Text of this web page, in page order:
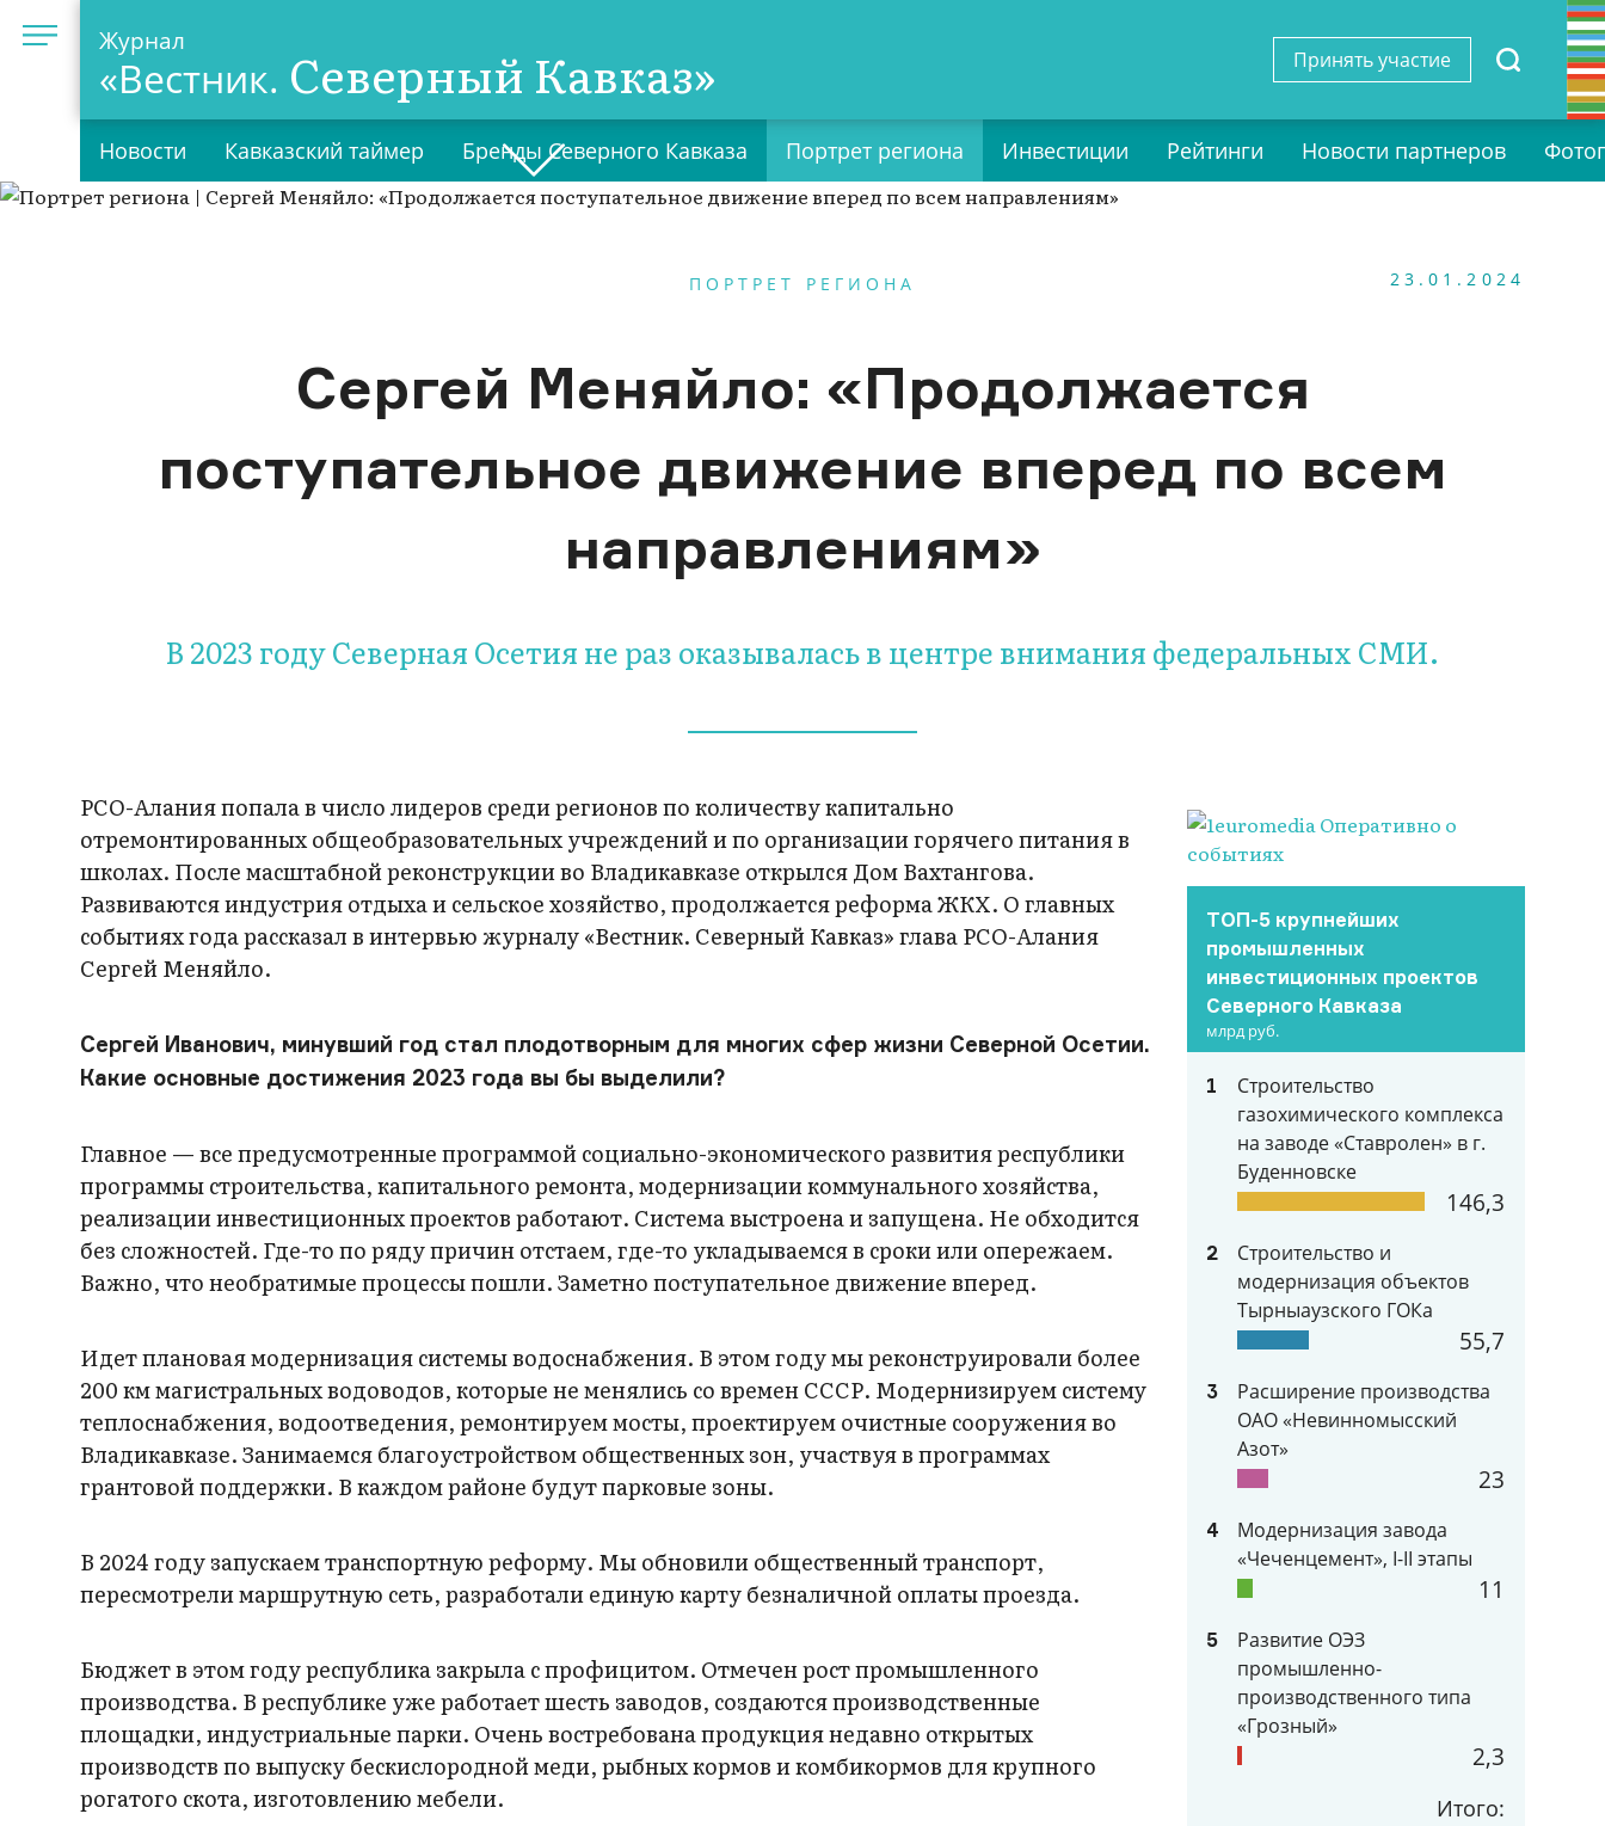
Журнал
«Вестник. Северный Кавказ» Принять участие
Новости Кавказский таймер Бренды Северного Кавказа Портрет региона Инвестиции Рейтинги Новости партнеров
ПОРТРЕТ РЕГИОНА 23.01.2024
Сергей Меняйло: «Продолжается
поступательное движение вперед по всем
направлениям»
В 2023 году Северная Осетия не раз оказывалась в центре внимания федеральных СМИ.
РСО-Алания попала в число лидеров среди регионов по количеству капитально
отремонтированных общеобразовательных учреждений и по организации горячего питания в
школах. После масштабной реконструкции во Владикавказе открылся Дом Вахтангова.
Развиваются индустрия отдыха и сельское хозяйство, продолжается реформа ЖКХ. О главных
событиях года рассказал в интервью журналу «Вестник. Северный Кавказ» глава РСО-Алания
Сергей Меняйло.
Сергей Иванович, минувший год стал плодотворным для многих сфер жизни Северной Осетии.
Какие основные достижения 2023 года вы бы выделили?
Главное — все предусмотренные программой социально-экономического развития республики
программы строительства, капитального ремонта, модернизации коммунального хозяйства,
реализации инвестиционных проектов работают. Система выстроена и запущена. Не обходится
без сложностей. Где-то по ряду причин отстаем, где-то укладываемся в сроки или опережаем.
Важно, что необратимые процессы пошли. Заметно поступательное движение вперед.
Идет плановая модернизация системы водоснабжения. В этом году мы реконструировали более
200 км магистральных водоводов, которые не менялись со времен СССР. Модернизируем систему
теплоснабжения, водоотведения, ремонтируем мосты, проектируем очистные сооружения во
Владикавказе. Занимаемся благоустройством общественных зон, участвуя в программах
грантовой поддержки. В каждом районе будут парковые зоны.
В 2024 году запускаем транспортную реформу. Мы обновили общественный транспорт,
пересмотрели маршрутную сеть, разработали единую карту безналичной оплаты проезда.
Бюджет в этом году республика закрыла с профицитом. Отмечен рост промышленного
производства. В республике уже работает шесть заводов, создаются производственные
площадки, индустриальные парки. Очень востребована продукция недавно открытых
производств по выпуску бескислородной меди, рыбных кормов и комбикормов для крупного
рогатого скота, изготовлению мебели.
ТОП-5 крупнейших
промышленных
инвестиционных проектов
Северного Кавказа
млрд руб.
1
Строительство
газохимического комплекса
на заводе «Ставролен» в г.
Буденновске
146,3
2
Строительство и
модернизация объектов
Тырныаузского ГОКа
55,7
3
Расширение производства
ОАО «Невинномысский
Азот»
23
4
Модернизация завода
«Чеченцемент», I-II этапы
11
5
Развитие ОЭЗ
промышленно-
производственного типа
«Грозный»
2,3
Итого: